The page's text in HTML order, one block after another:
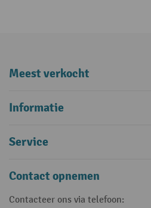
Meest verkocht
Informatie
Service
Contact opnemen
Contacteer ons via telefoon: